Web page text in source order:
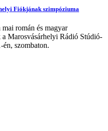
Fiókjának szimpóziuma
román és magyar
Marosvásárhelyi Rádió Stúdió-
szombaton.